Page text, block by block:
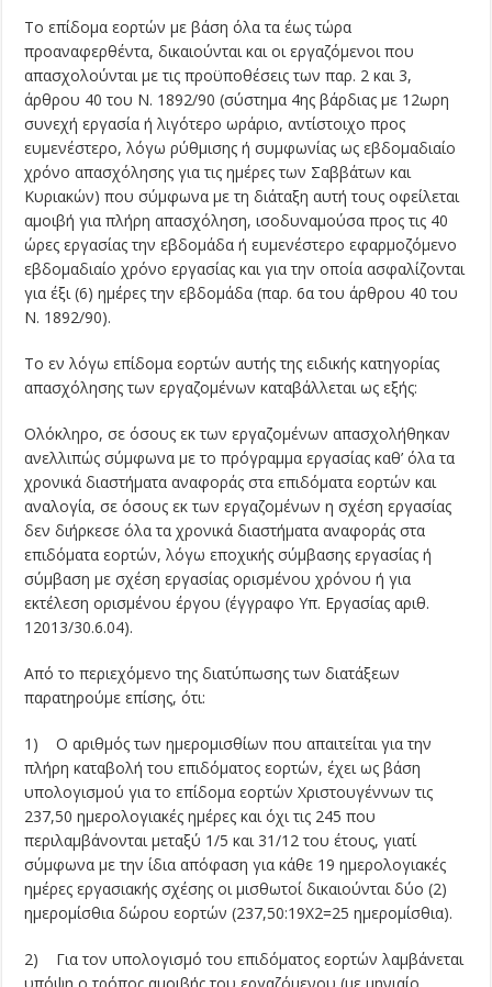
Το επίδομα εορτών με βάση όλα τα έως τώρα
προαναφερθέντα, δικαιούνται και οι εργαζόμενοι που
απασχολούνται με τις προϋποθέσεις των παρ. 2 και 3,
άρθρου 40 του Ν. 1892/90 (σύστημα 4ης βάρδιας με 12ωρη
συνεχή εργασία ή λιγότερο ωράριο, αντίστοιχο προς
ευμενέστερο, λόγω ρύθμισης ή συμφωνίας ως εβδομαδιαίο
χρόνο απασχόλησης για τις ημέρες των Σαββάτων και
Κυριακών) που σύμφωνα με τη διάταξη αυτή τους οφείλεται
αμοιβή για πλήρη απασχόληση, ισοδυναμούσα προς τις 40
ώρες εργασίας την εβδομάδα ή ευμενέστερο εφαρμοζόμενο
εβδομαδιαίο χρόνο εργασίας και για την οποία ασφαλίζονται
για έξι (6) ημέρες την εβδομάδα (παρ. 6α του άρθρου 40 του
Ν. 1892/90).
Το εν λόγω επίδομα εορτών αυτής της ειδικής κατηγορίας
απασχόλησης των εργαζομένων καταβάλλεται ως εξής:
Ολόκληρο, σε όσους εκ των εργαζομένων απασχολήθηκαν
ανελλιπώς σύμφωνα με το πρόγραμμα εργασίας καθ’ όλα τα
χρονικά διαστήματα αναφοράς στα επιδόματα εορτών και
αναλογία, σε όσους εκ των εργαζομένων η σχέση εργασίας
δεν διήρκεσε όλα τα χρονικά διαστήματα αναφοράς στα
επιδόματα εορτών, λόγω εποχικής σύμβασης εργασίας ή
σύμβαση με σχέση εργασίας ορισμένου χρόνου ή για
εκτέλεση ορισμένου έργου (έγγραφο Υπ. Εργασίας αριθ.
12013/30.6.04).
Από το περιεχόμενο της διατύπωσης των διατάξεων
παρατηρούμε επίσης, ότι:
1) Ο αριθμός των ημερομισθίων που απαιτείται για την
πλήρη καταβολή του επιδόματος εορτών, έχει ως βάση
υπολογισμού για το επίδομα εορτών Χριστου­γέννων τις
237,50 ημερολογιακές ημέρες και όχι τις 245 που
περιλαμβάνονται μεταξύ 1/5 και 31/12 του έτους, γιατί
σύμφωνα με την ίδια απόφαση για κάθε 19 ημερολογιακές
ημέρες εργασιακής σχέσης οι μισθωτοί δικαιούνται δύο (2)
ημερομίσθια δώρου εορτών (237,50:19X2=25 ημερομίσθια).
2) Για τον υπολογισμό του επιδόματος εορτών λαμβάνεται